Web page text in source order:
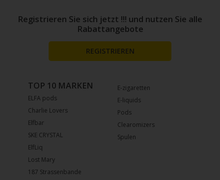
E-zigaretten
E-liquids
Pods
Clearomizers
Spulen
TOP 10 MARKEN
ELFA pods
Charlie Lovers
Elfbar
SKE CRYSTAL
ElfLiq
Lost Mary
187 Strassenbande
Registrieren Sie sich jetzt !!! und nutzen Sie alle
Rabattangebote
REGISTRIEREN